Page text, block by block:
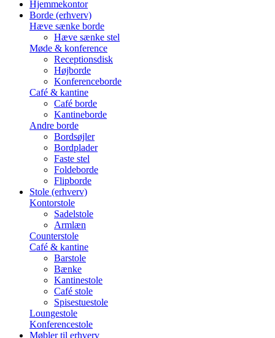
Hjemmekontor
Borde (erhverv)
Hæve sænke borde
Hæve sænke stel
Møde & konference
Receptionsdisk
Højborde
Konferenceborde
Café & kantine
Café borde
Kantineborde
Andre borde
Bordsøjler
Bordplader
Faste stel
Foldeborde
Flipborde
Stole (erhverv)
Kontorstole
Sadelstole
Armlæn
Counterstole
Café & kantine
Barstole
Bænke
Kantinestole
Café stole
Spisestuestole
Loungestole
Konferencestole
Møbler til erhverv